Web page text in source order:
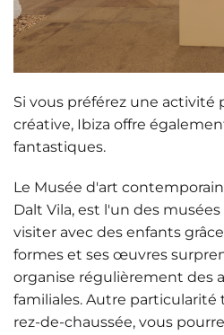
Si vous préférez une activité
créative, Ibiza offre
fantastiques.
Le Musée d'art contemporain
Dalt Vila, est l'un des
visiter avec des enfants
formes et ses œuvres
organise régulièrement des
familiales. Autre particularité
rez-de-chaussée, vous